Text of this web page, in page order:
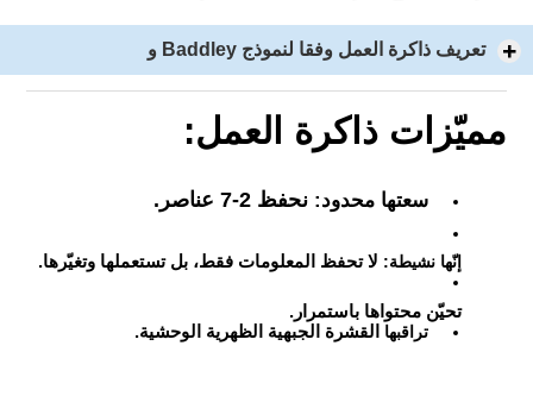
تعريف ذاكرة العمل وفقا لنموذج Baddley و
مميّزات ذاكرة العمل:
سعتها محدود: نحفظ 2-7 عناصر.
إنّها نشيطة: لا تحفظ المعلومات فقط، بل تستعملها وتغيّرها.
تحيّن محتواها باستمرار.
تراقبها القشرة الجبهية الظهرية الوحشية.